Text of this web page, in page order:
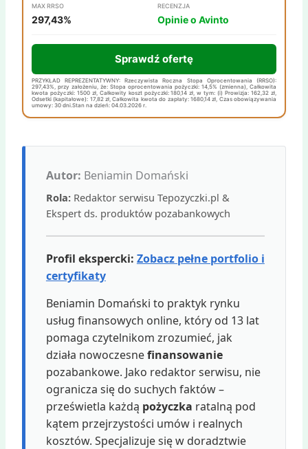
MAX RRSO
297,43%
RECENZJA
Opinie o Avinto
Sprawdź ofertę
PRZYKŁAD REPREZENTATYWNY: Rzeczywista Roczna Stopa Oprocentowania (RRSO):
297,43%, przy założeniu, że: Stopa oprocentowania pożyczki: 14,5% (zmienna), Całkowita
kwota pożyczki: 1500 zł, Całkowity koszt pożyczki: 180,14 zł, w tym: (i) Prowizja: 162,32 zł,
Odsetki (kapitałowe): 17,82 zł, Całkowita kwota do zapłaty: 1680,14 zł, Czas obowiązywania
umowy: 30 dni.Stan na dzień: 04.03.2026 r.
Autor: Beniamin Domański
Rola: Redaktor serwisu Tepozyczki.pl &
Ekspert ds. produktów pozabankowych
Profil ekspercki: Zobacz pełne portfolio i
certyfikaty
Beniamin Domański to praktyk rynku
usług finansowych online, który od 13 lat
pomaga czytelnikom zrozumieć, jak
działa nowoczesnefinansowanie
pozabankowe. Jako redaktor serwisu, nie
ogranicza się do suchych faktów –
prześwietla każdą pożyczka ratalną pod
kątem przejrzystości umów i realnych
kosztów. Specjalizuje się w doradztwie